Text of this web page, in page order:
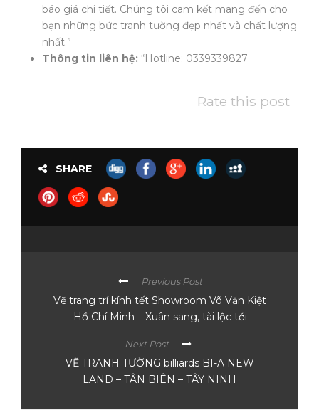
báo giá chi tiết. Chúng tôi cam kết mang đến cho
bạn những bức tranh tường đẹp nhất và chất lượng
nhất.”
Thông tin liên hệ: “Hotline: 0339339827
Rate this post
SHARE
Previous Post
Vẽ trang trí kính tết Showroom Võ Văn Kiệt
Hồ Chí Minh – Xuân sang, tài lộc tới
Next Post
VẼ TRANH TƯỜNG billiards BI-A NEW
LAND – TÂN BIÊN – TÂY NINH